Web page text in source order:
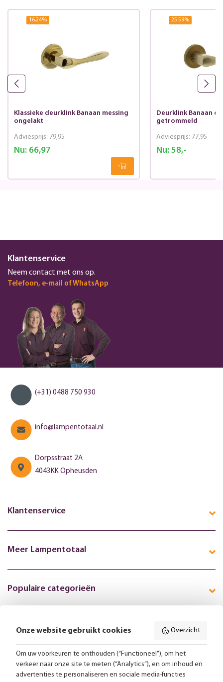
16.24%
Klassieke deurklink Banaan messing
ongelakt
Nu:66,97
Adviesprijs: 79,95
25.59%
Deurklink Banaan
getrommeld
Nu:58,-
Adviesprijs: 77,95
Klantenservice
Neem contact met ons op.
Telefoon, e-mail of WhatsApp
(+31) 0488 750 930
info@lampentotaal.nl
Dorpsstraat 2A
4043KK Opheusden
Klantenservice
Meer Lampentotaal
Populaire categorieën
Volg ons online:
Gratis bezorging vanaf 99,-
Onze website gebruikt cookies Overzicht
Om uw voorkeuren te onthouden (“Functioneel”), om het
verkeer naar onze site te meten (“Analytics”), en om inhoud en
advertenties te personaliseren en sociale media-functies